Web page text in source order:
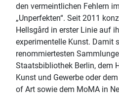
den vermeintlichen Fehlern
„Unperfekten“. Seit 2011
Hellsgård in erster Linie auf
experimentelle Kunst. Damit
renommiertesten
Staatsbibliothek Berlin, dem
Kunst und Gewerbe oder
of Art sowie dem MoMA in